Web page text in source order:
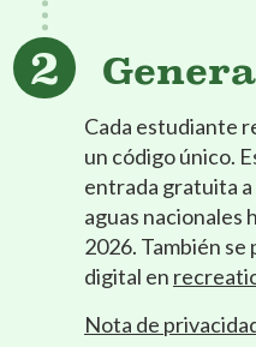
Cada estudiante
un código único.
entrada gratuita
aguas nacionales
2026. También
digital en
Nota de